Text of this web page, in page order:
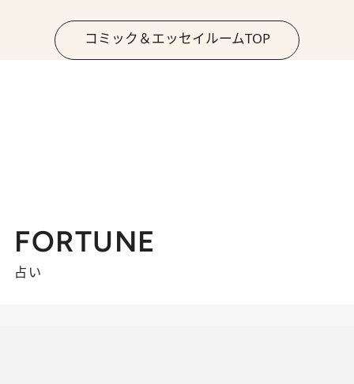
コミック＆エッセイルームTOP
FORTUNE
占い